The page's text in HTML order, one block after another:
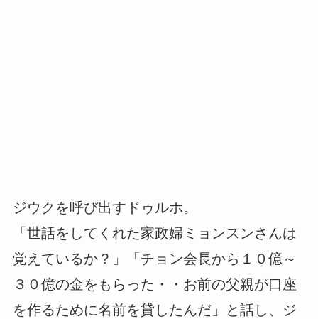
ジウクを呼び出すドゥルホ。
「世話をしてくれた家政婦ミョンスンさんは
覚えているか？」「チョン会長から１０億～
３０億の金をもらった・・お前の父親が口座
を作るために名前を貸したんだ」と話し、ジ